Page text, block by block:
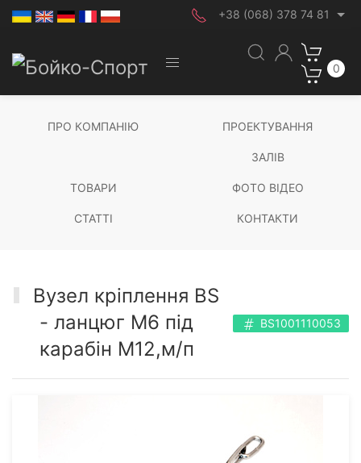
+38 (068) 378 74 81
0
ПРО КОМПАНІЮ ПРОЕКТУВАННЯ
ЗАЛІВ
ТОВАРИ ФОТО ВІДЕО
СТАТТІ КОНТАКТИ
Вузел кріплення BS
- ланцюг М6 під
карабін М12,м/п
BS1001110053